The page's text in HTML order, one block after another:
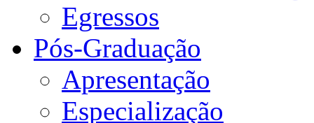
Egressos
Pós-Graduação
Apresentação
Especialização